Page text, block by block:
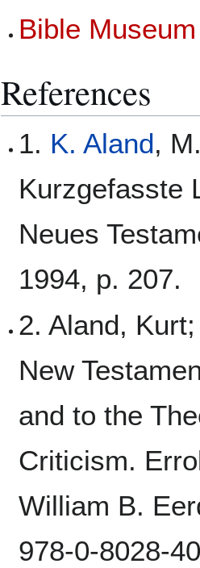
Bible
References
1. K. Aland,
Kurzgefasste
Neues
1994, p. 207.
2. Aland,
New
and to the
Criticism.
William B.
978-0-8028-